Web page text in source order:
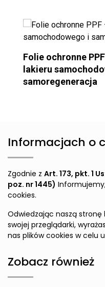
Folie ochronne
lakieru
samoregeneracja
Informacjach o
Zgodnie z Art. 173, pkt. 1
poz. nr 1445)
cookies.
Odwiedzając naszą
swojej przeglądarki,
nas plików cookies w celu
Zobacz również